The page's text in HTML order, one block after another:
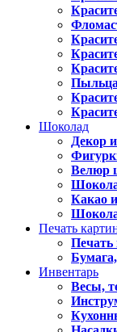
Шоколад
Декор
Велюр
Какао
Печать
Печать
Инвентарь
Весы,